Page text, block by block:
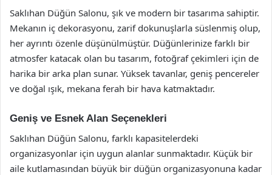
Saklıhan Düğün Salonu, şık ve modern bir tasarıma sahiptir.
Mekanın iç dekorasyonu, zarif dokunuşlarla süslenmiş olup,
her ayrıntı özenle düşünülmüştür. Düğünlerinize farklı bir
atmosfer katacak olan bu tasarım, fotoğraf çekimleri için de
harika bir arka plan sunar. Yüksek tavanlar, geniş pencereler
ve doğal ışık, mekana ferah bir hava katmaktadır.
Geniş ve Esnek Alan Seçenekleri
Saklıhan Düğün Salonu, farklı kapasitelerdeki
organizasyonlar için uygun alanlar sunmaktadır. Küçük bir
aile kutlamasından büyük bir düğün organizasyonuna kadar